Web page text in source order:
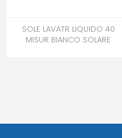
SOLE LAVATR LIQUIDO 40
MISUR BIANCO SOLARE